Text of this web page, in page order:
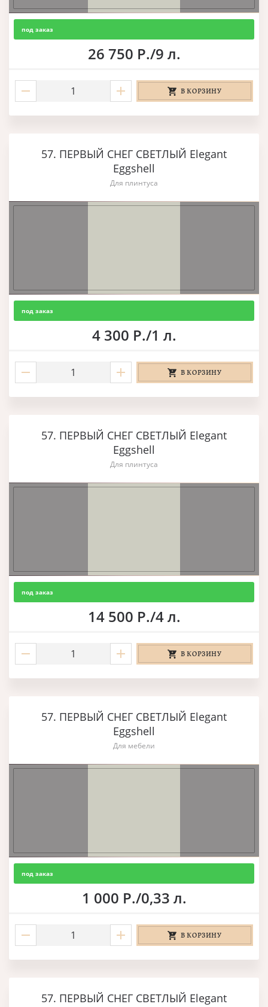
под заказ
26 750 Р./9 л.
В КОРЗИНУ
57. ПЕРВЫЙ СНЕГ СВЕТЛЫЙ Elegant
Eggshell
Для плинтуса
под заказ
4 300 Р./1 л.
В КОРЗИНУ
57. ПЕРВЫЙ СНЕГ СВЕТЛЫЙ Elegant
Eggshell
Для плинтуса
под заказ
14 500 Р./4 л.
В КОРЗИНУ
57. ПЕРВЫЙ СНЕГ СВЕТЛЫЙ Elegant
Eggshell
Для мебели
под заказ
1 000 Р./0,33 л.
В КОРЗИНУ
57. ПЕРВЫЙ СНЕГ СВЕТЛЫЙ Elegant